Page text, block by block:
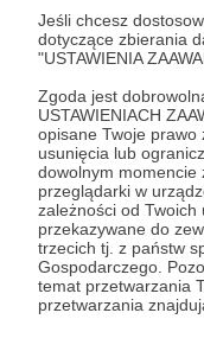
Jeśli chcesz
dotyczące zbierania
"USTAWIENIA
Zgoda jest
USTAWIENIACH
opisane Twoje prawo
usunięcia lub
dowolnym momencie
przeglądarki w
zależności od Twoich
przekazywane do
trzecich tj. z państw
Gospodarczego.
temat przetwarzania
przetwarzania